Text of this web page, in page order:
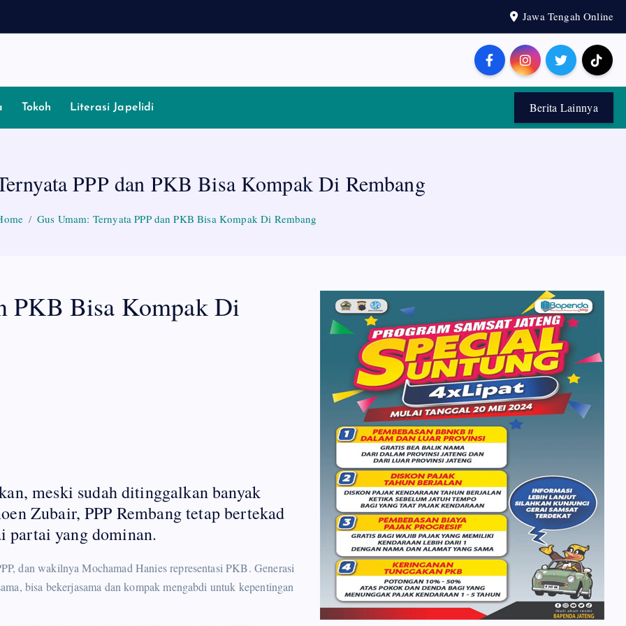
Jawa Tengah Online
Tokoh Literasi Japelidi Berita Lainnya
PPP dan PKB Bisa Kompak Di Rembang
Gus Umam: Ternyata PPP dan PKB Bisa Kompak Di Rembang
PKB Bisa Kompak Di
meski sudah ditinggalkan banyak
Zubair, PPP Rembang tetap bertekad
partai yang dominan.
dan wakilnya Mochamad Hanies representasi PKB. Generasi
bisa bekerjasama dan kompak mengabdi untuk kepentingan